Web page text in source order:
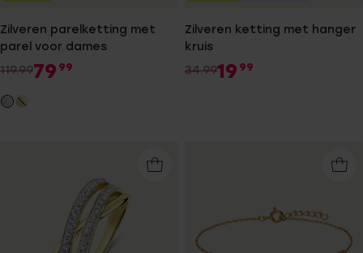
Zilveren parelketting met
parel voor dames
119.9979 99
Zilveren ketting met hanger
kruis
34.9919 99